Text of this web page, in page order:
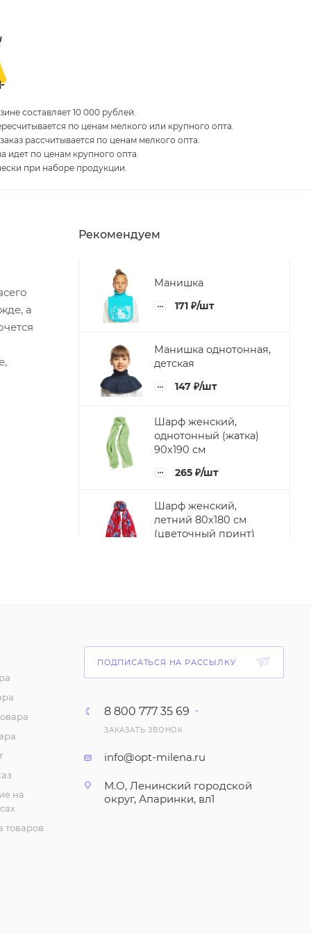
составляет 10 000 рублей.
по ценам мелкого или крупного опта.
рассчитывается по ценам мелкого опта.
идет по ценам крупного опта.
при наборе продукции.
а
Рекомендуем
Манишка
171 ₽/шт
Манишка однотонная,
детская
147 ₽/шт
Шарф женский,
однотонный (жатка)
90х190 см
265 ₽/шт
Шарф женский,
летний 80х180 см
(цветочный принт)
126
Шарф женский 70х190
188₽ /шт
на
товаров
ПОДПИСАТЬСЯ НА РАССЫЛКУ
8 800 777 35 69
ЗАКАЗАТЬ ЗВОНОК
info@opt-milena.ru
М.О, Ленинский городской
округ, Апаринки, вл1